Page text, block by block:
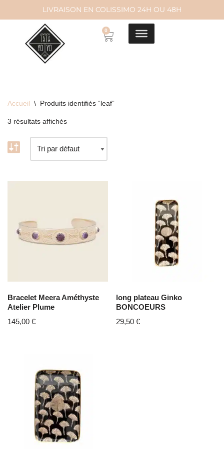
contenu
LIVRAISON EN COLISSIMO 24H OU 48H
0
Accueil \ Produits identifiés “leaf”
3 résultats affichés
Bracelet Meera Améthyste
Atelier Plume
145,00 €
long plateau Ginko
BONCOEURS
29,50€